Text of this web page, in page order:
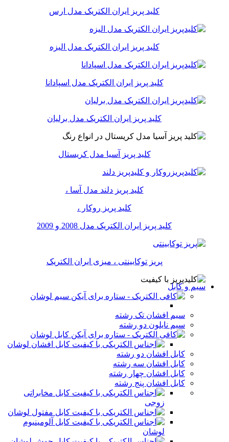
کلید پریز ایران الکتریک مدل ارس
کلید پریز ایران الکتریک مدل الیزه
کلید پریز ایران الکتریک مدل اسپادانا
کلید پریز ایران الکتریک مدل برلیان
کلید پریز آسیا مدل کریستال
کلید پریز دلند مدل آسا ،
کلید پریز روکار ،
کلید پریز ایران الکتریک مدل 2008 و 2009
پریز توکابینتی ، میزی ایران الکتریک
سیم و کابل
سیم لوشان
سیم افشان تک رشته
سیم نایلون دو رشته
کابل لوشان
کابل افشان لوشان
کابل افشان دو رشته
کابل افشان سه رشته
کابل افشان چهار رشته
کابل افشان پنج رشته
کابل مخابراتی
زوجی
کابل مفتول لوشان
کابل آلومینیوم
لوشان